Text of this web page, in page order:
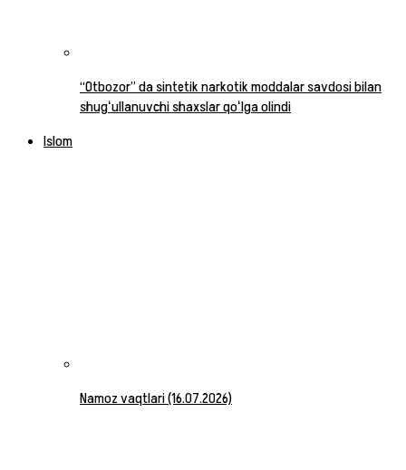
“Otbozor” da sintetik narkotik moddalar savdosi bilan
shugʻullanuvchi shaxslar qoʻlga olindi
Islom
Namoz vaqtlari (16.07.2026)